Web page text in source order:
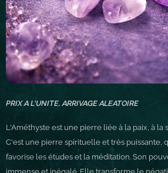
PRIX A L'UNITE, ARRIVAGE ALEATOIRE
L'Améthyste est une pierre liée à la paix, à la
C'est une pierre spirituelle et très puissante,
favorise les études et la méditation. Son